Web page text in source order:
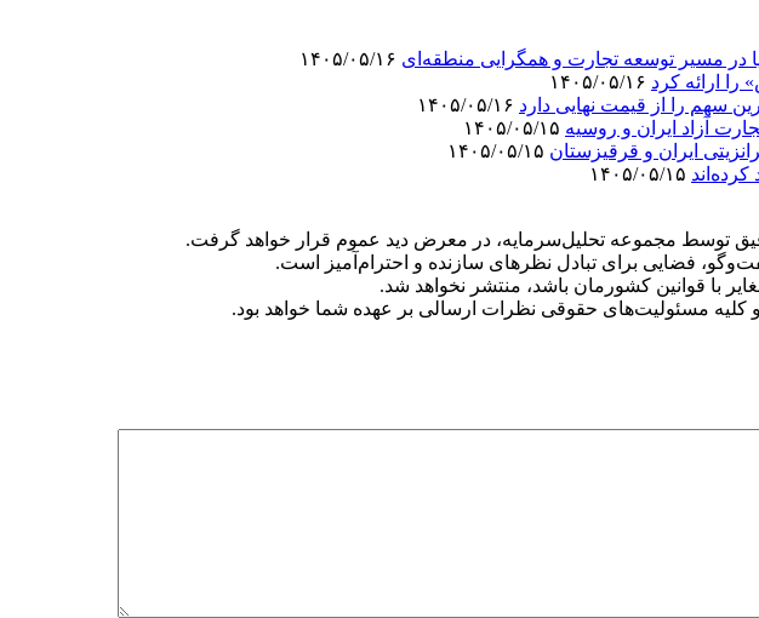
در مسیر توسعه تجارت و همگرایی منطقه‌ای
را ارائه کرد
سهم را از قیمت نهایی دارد
آزاد ایران و روسیه
ایران و قرقیزستان
توسط مجموعه تحلیل‌سرمایه، در معرض دید عموم قرار خواهد گرفت.
فضایی برای تبادل نظرهای سازنده و احترام‌آمیز است.
با قوانین کشورمان باشد، منتشر نخواهد شد.
مسئولیت‌های حقوقی نظرات ارسالی بر عهده شما خواهد بود.